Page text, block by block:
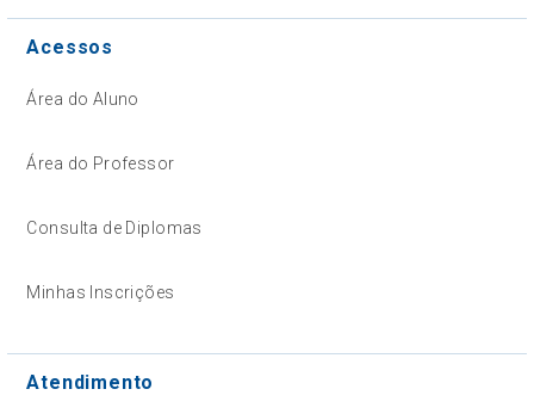
Acessos
Área do Aluno
Área do Professor
Consulta de Diplomas
Minhas Inscrições
Atendimento